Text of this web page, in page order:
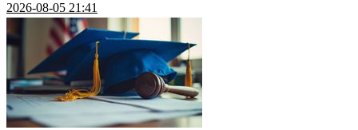
2026-08-05 21:41